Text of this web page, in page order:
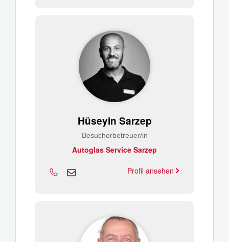
Hüseyin Sarzep
Besucherbetreuer/in
Autoglas Service Sarzep
Profil ansehen